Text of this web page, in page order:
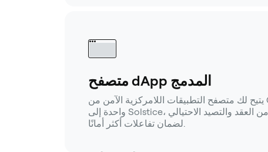
متصفح dApp المدمج
يتيح لك متصفح التطبيقات اللامركزية الآمن من OneKey الوصول بنقرة
واحدة إلى Solstice، مع عمليات التحقق من العقد والتصيد الاحتيالي